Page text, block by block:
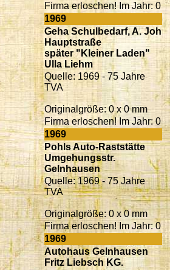
Firma erloschen! Im Jahr: 0
1969
Geha Schulbedarf, A. Joh
Hauptstraße
später "Kleiner Laden"
Ulla Liehm
Quelle: 1969 - 75 Jahre
TVA
Originalgröße: 0 x 0 mm
Firma erloschen! Im Jahr: 0
1969
Pohls Auto-Raststätte
Umgehungsstr.
Gelnhausen
Quelle: 1969 - 75 Jahre
TVA
Originalgröße: 0 x 0 mm
Firma erloschen! Im Jahr: 0
1969
Autohaus Gelnhausen
Fritz Liebsch KG.